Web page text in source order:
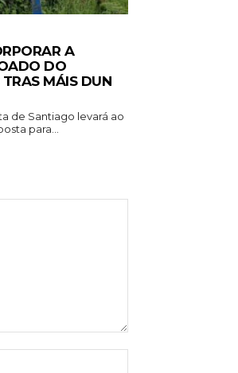
A
DO
MÁIS DUN
de Santiago levará ao
para...